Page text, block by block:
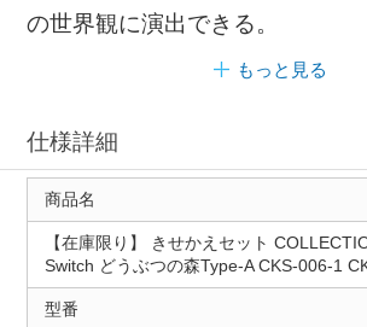
の世界観に演出できる。
もっと見る
仕様詳細
商品名
【在庫限り】 きせかえセット
Switch どうぶつの森Type-A CKS-006-1
型番